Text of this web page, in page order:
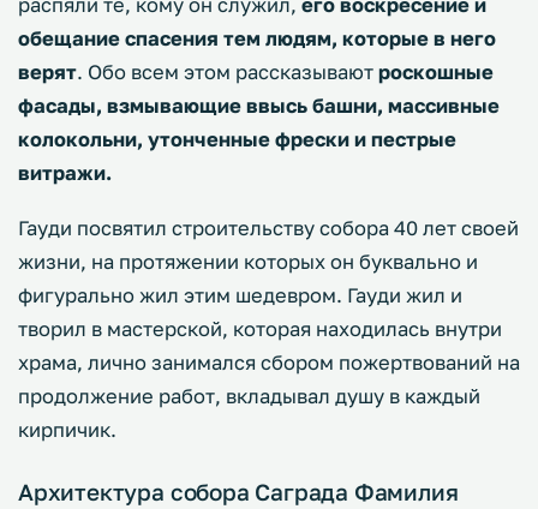
распяли те, кому он служил, его воскресение и
обещание спасения тем людям, которые в него
верят. Обо всем этом рассказывают роскошные
фасады, взмывающие ввысь башни, массивные
колокольни, утонченные фрески и пестрые
витражи.
Гауди посвятил строительству собора 40 лет своей
жизни, на протяжении которых он буквально и
фигурально жил этим шедевром. Гауди жил и
творил в мастерской, которая находилась внутри
храма, лично занимался сбором пожертвований на
продолжение работ, вкладывал душу в каждый
кирпичик.
Архитектура собора Саграда Фамилия